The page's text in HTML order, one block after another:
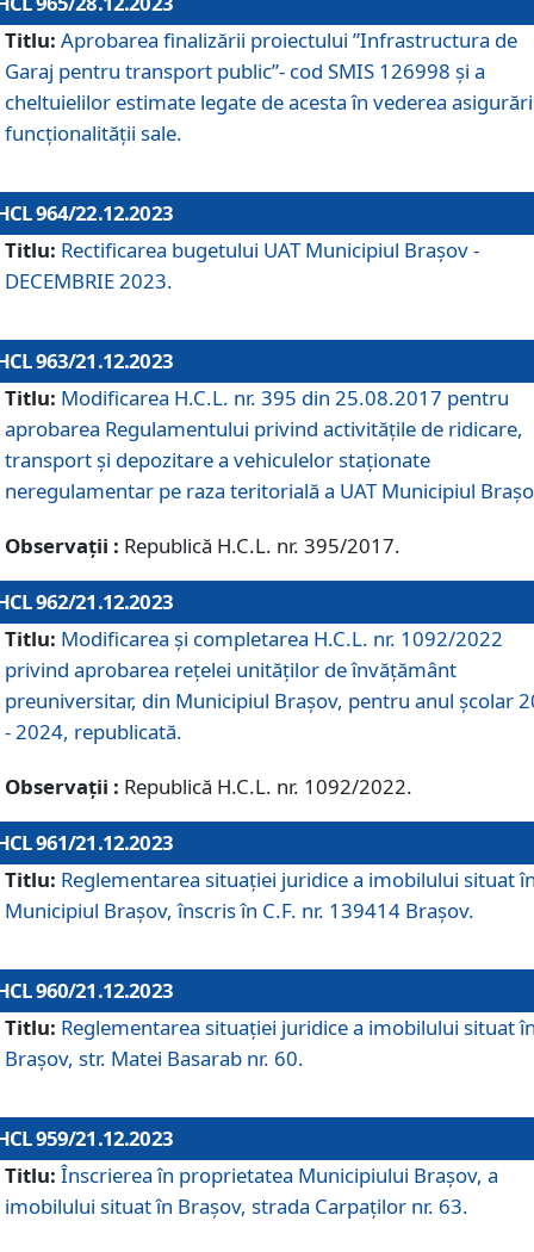
Titlu: Aprobarea finalizării proiectului ”Infrastructura de
Garaj pentru transport public”- cod SMIS 126998 și a
cheltuielilor estimate legate de acesta în vederea
funcționalității sale.
964/22.12.2023
Titlu: Rectificarea bugetului UAT Municipiul Braşov -
DECEMBRIE 2023.
963/21.12.2023
Titlu: Modificarea H.C.L. nr. 395 din 25.08.2017 pentru
aprobarea Regulamentului privind activitățile de ridicare,
transport şi depozitare a vehiculelor staționate
neregulamentar pe raza teritorială a UAT Municipiul
Observații : Republică H.C.L. nr. 395/2017.
962/21.12.2023
Titlu: Modificarea și completarea H.C.L. nr. 1092/2022
privind aprobarea rețelei unităților de învăţământ
preuniversitar, din Municipiul Braşov, pentru anul școlar
- 2024, republicată.
Observații : Republică H.C.L. nr. 1092/2022.
961/21.12.2023
Titlu: Reglementarea situației juridice a imobilului situat
Municipiul Brașov, înscris în C.F. nr. 139414 Brașov.
960/21.12.2023
Titlu: Reglementarea situației juridice a imobilului situat
Brașov, str. Matei Basarab nr. 60.
959/21.12.2023
Titlu: Înscrierea în proprietatea Municipiului Brașov, a
imobilului situat în Brașov, strada Carpaților nr. 63.